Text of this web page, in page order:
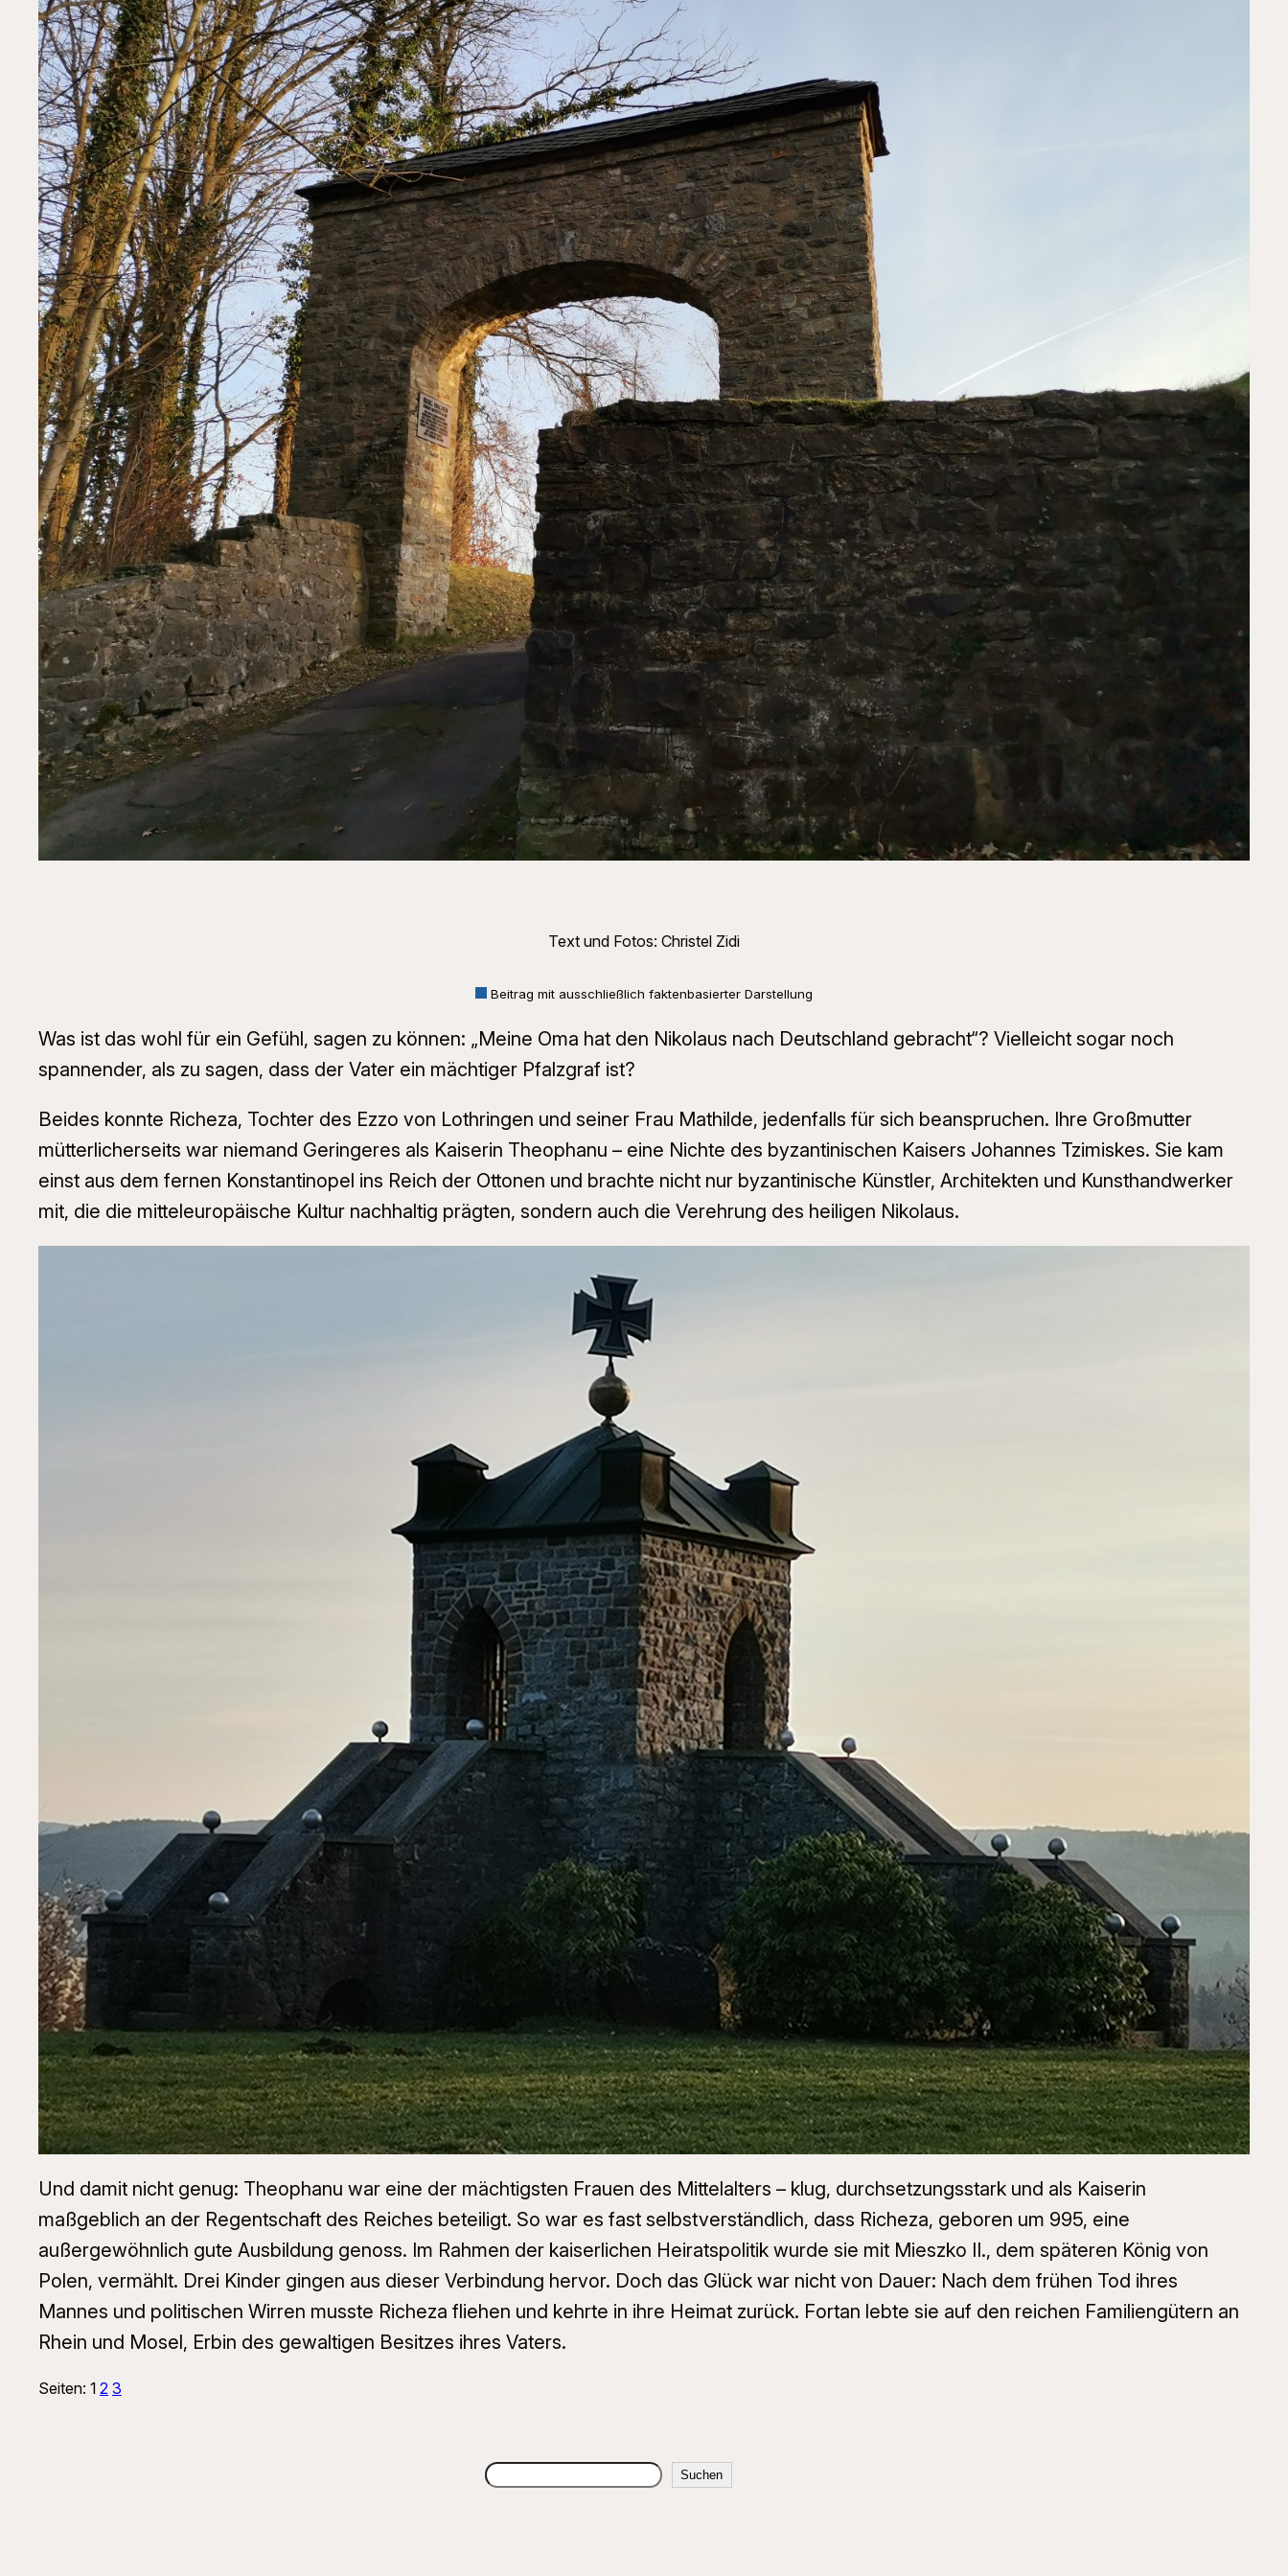
Text und Fotos: Christel Zidi
Beitrag mit ausschließlich faktenbasierter Darstellung
Was ist das wohl für ein Gefühl, sagen zu können: „Meine Oma hat den Nikolaus nach Deutschland gebracht“? Vielleicht sogar noch
spannender, als zu sagen, dass der Vater ein mächtiger Pfalzgraf ist?
Beides konnte Richeza, Tochter des Ezzo von Lothringen und seiner Frau Mathilde, jedenfalls für sich beanspruchen. Ihre Großmutter
mütterlicherseits war niemand Geringeres als Kaiserin Theophanu – eine Nichte des byzantinischen Kaisers Johannes Tzimiskes. Sie kam
einst aus dem fernen Konstantinopel ins Reich der Ottonen und brachte nicht nur byzantinische Künstler, Architekten und Kunsthandwerker
mit, die die mitteleuropäische Kultur nachhaltig prägten, sondern auch die Verehrung des heiligen Nikolaus.
Und damit nicht genug: Theophanu war eine der mächtigsten Frauen des Mittelalters – klug, durchsetzungsstark und als Kaiserin
maßgeblich an der Regentschaft des Reiches beteiligt. So war es fast selbstverständlich, dass Richeza, geboren um 995, eine
außergewöhnlich gute Ausbildung genoss. Im Rahmen der kaiserlichen Heiratspolitik wurde sie mit Mieszko II., dem späteren König von
Polen, vermählt. Drei Kinder gingen aus dieser Verbindung hervor. Doch das Glück war nicht von Dauer: Nach dem frühen Tod ihres
Mannes und politischen Wirren musste Richeza fliehen und kehrte in ihre Heimat zurück. Fortan lebte sie auf den reichen Familiengütern an
Rhein und Mosel, Erbin des gewaltigen Besitzes ihres Vaters.
Seiten: 1 2 3
Suchen